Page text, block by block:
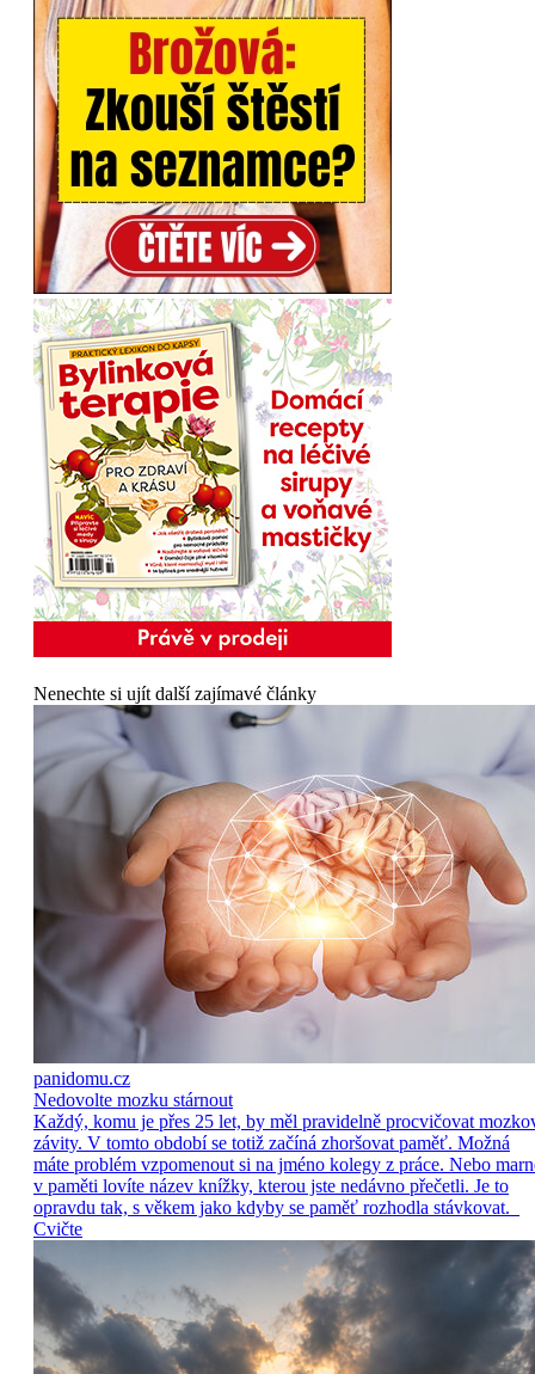
Nenechte si ujít další zajímavé články
panidomu.cz
Nedovolte mozku stárnout
Každý, komu je přes 25 let, by měl pravidelně procvičovat
závity. V tomto období se totiž začíná zhoršovat paměť. Možná
máte problém vzpomenout si na jméno kolegy z práce. Nebo
v paměti lovíte název knížky, kterou jste nedávno přečetli. Je to
opravdu tak, s věkem jako kdyby se paměť rozhodla stávkovat.
Cvičte